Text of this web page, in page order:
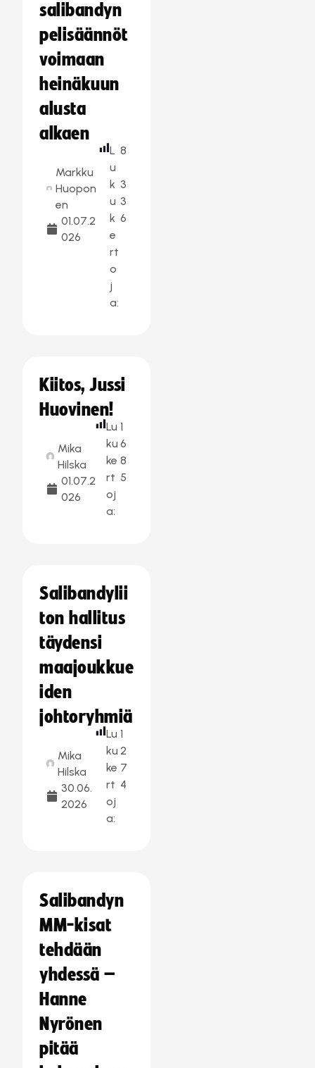
salibandyn
pelisäännöt
voimaan
heinäkuun
alusta
alkaen
Markku
Huopon
en
01.07.2
026
L
u
k
u
k
e
rt
o
j
a:
8
3
3
6
Kiitos, Jussi
Huovinen!
Mika
Hilska
01.07.2
026
Lu
ku
ke
rt
oj
a:
1
6
8
5
Salibandylii
ton hallitus
täydensi
maajoukkue
iden
johtoryhmiä
Mika
Hilska
30.06.
2026
Lu
ku
ke
rt
oj
a:
1
2
7
4
Salibandyn
MM-kisat
tehdään
yhdessä –
Hanne
Nyrönen
pitää